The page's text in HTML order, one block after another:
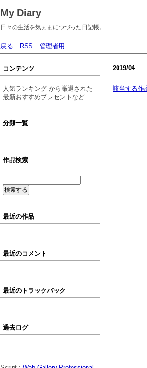
My Diary
日々の生活を気ままにつづった日記帳。
戻る RSS 管理者用
2019/04
該当する作
コンテンツ
人気ランキング から厳選された
最新おすすめプレゼントなど
分類一覧
作品検索
最近の作品
最近のコメント
最近のトラックバック
過去ログ